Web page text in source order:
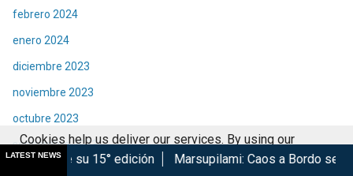
febrero 2024
enero 2024
diciembre 2023
noviembre 2023
octubre 2023
septiembre 2023
LATEST NEWS
edición Marsupilami: Caos a Bordo se estrena en
Cookies help us deliver our services. By using our
services, you agree to our use of cookies.
Got it